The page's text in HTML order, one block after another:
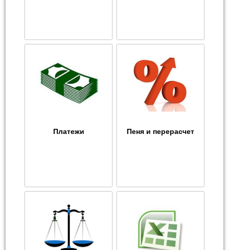
Платежи Пеня и перерасчет